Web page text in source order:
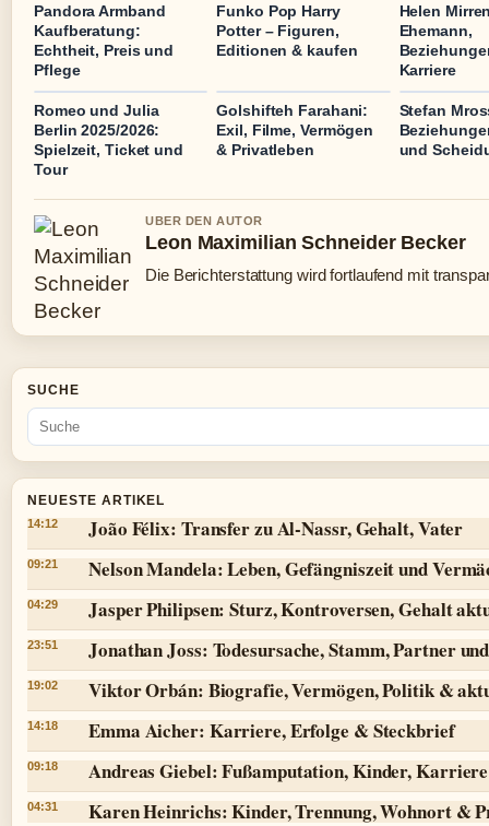
Pandora Armband
Kaufberatung:
Echtheit, Preis und
Pflege
Funko Pop Harry
Potter – Figuren,
Editionen & kaufen
Helen
Ehemann,
Karriere
Romeo und Julia
Berlin 2025/2026:
Spielzeit, Ticket und
Tour
Golshifteh Farahani:
Exil, Filme, Vermögen
& Privatleben
Stefan
und
UBER DEN AUTOR
Leon Maximilian Schneider Becker
Die Berichterstattung wird fortlaufend mit
SUCHE
NEUESTE ARTIKEL
14:12 João Félix: Transfer zu Al-Nassr, Gehalt, Vater
09:21 Nelson Mandela: Leben, Gefängniszeit und
04:29 Jasper Philipsen: Sturz, Kontroversen, Gehalt
23:51 Jonathan Joss: Todesursache, Stamm, Partner
19:02 Viktor Orbán: Biografie, Vermögen, Politik &
14:18 Emma Aicher: Karriere, Erfolge & Steckbrief
09:18 Andreas Giebel: Fußamputation, Kinder,
04:31 Karen Heinrichs: Kinder, Trennung, Wohnort &